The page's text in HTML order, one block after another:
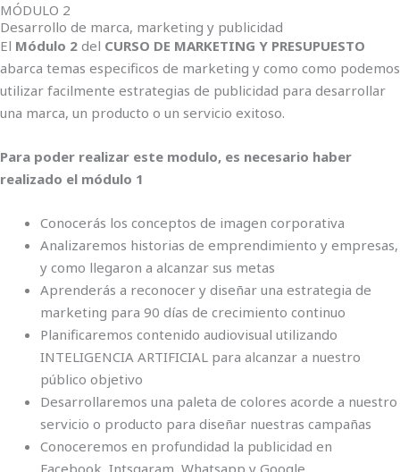
MÓDULO 2
Desarrollo de marca, marketing y publicidad
El Módulo 2 del CURSO DE MARKETING Y PRESUPUESTO
abarca temas especificos de marketing y como como podemos
utilizar facilmente estrategias de publicidad para desarrollar
una marca, un producto o un servicio exitoso.
Para poder realizar este modulo, es necesario haber
realizado el módulo 1
Conocerás los conceptos de imagen corporativa
Analizaremos historias de emprendimiento y empresas,
y como llegaron a alcanzar sus metas
Aprenderás a reconocer y diseñar una estrategia de
marketing para 90 días de crecimiento continuo
Planificaremos contenido audiovisual utilizando
INTELIGENCIA ARTIFICIAL para alcanzar a nuestro
público objetivo
Desarrollaremos una paleta de colores acorde a nuestro
servicio o producto para diseñar nuestras campañas
Conoceremos en profundidad la publicidad en
Facebook, Intsgaram, Whatsapp y Google